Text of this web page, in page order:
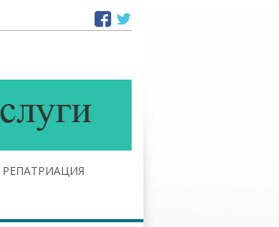
РЕПАТРИАЦИЯ